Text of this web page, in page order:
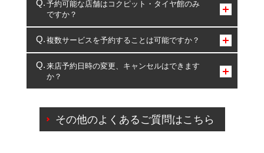
予約可能な店舗はコクピット・タイヤ館のみ
ですか？
コクピット・タイヤ館のみとなります。
複数サービスを予約することは可能ですか？
複数サービスのご予約は可能です。
一部の商品・サービスの組み合わせに限り、同時にご予約が
出来ないものもございます。
来店予約日時の変更、キャンセルはできます
か？
ご来店予約日の3営業日前を過ぎている場合のご予約
の日時変更につきましては、直接ご予約の店舗まで
その他のよくあるご質問はこちら